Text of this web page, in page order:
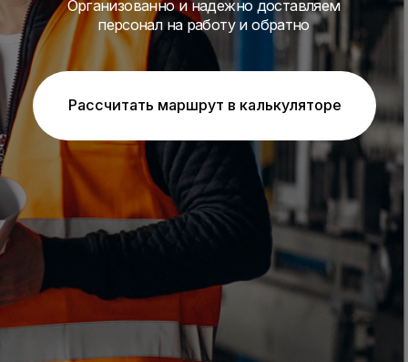
Рассчитать маршрут в калькуляторе